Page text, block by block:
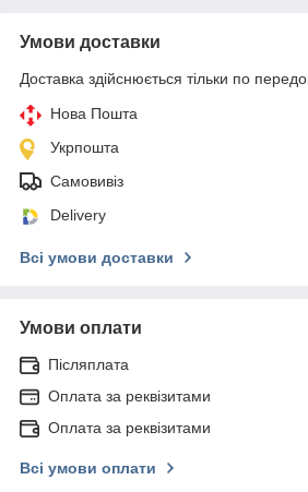
Умови доставки
Доставка здійснюється тільки по
Нова Пошта
Укрпошта
Самовивіз
Delivery
Всі умови доставки
Умови оплати
Післяплата
Оплата за реквізитами
Оплата за реквізитами
Всі умови оплати